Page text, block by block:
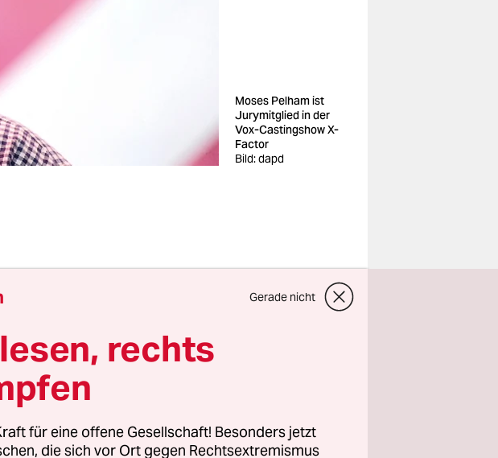
Moses Pelham ist
Jurymitglied in der
Vox-Castingshow X-
Factor
Bild: dapd
der vor zwei
Der Songwriter, der
Labelbetreiber, der einst
hat ein neues
zur Castingshow
der Jury, was erst mal
Gerade nicht
rechts
für eine offene Gesellschaft! Besonders jetzt
die sich vor Ort gegen Rechtsextremismus